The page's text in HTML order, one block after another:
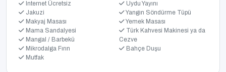
Internet Ücretsiz
Jakuzi
Makyaj Masası
Mama Sandalyesi
Mangal / Barbekü
Mikrodalga Fırın
Mutfak
Uydu Yayını
Yangın Söndürme Tüpü
Yemek Masası
Türk Kahvesi Makinesi ya da
Cezve
Bahçe Duşu